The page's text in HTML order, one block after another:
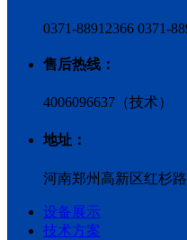
0371-88912366 0371-
售后热线：
4006096637（技术）
地址：
河南郑州高新区红杉
设备展示
技术方案